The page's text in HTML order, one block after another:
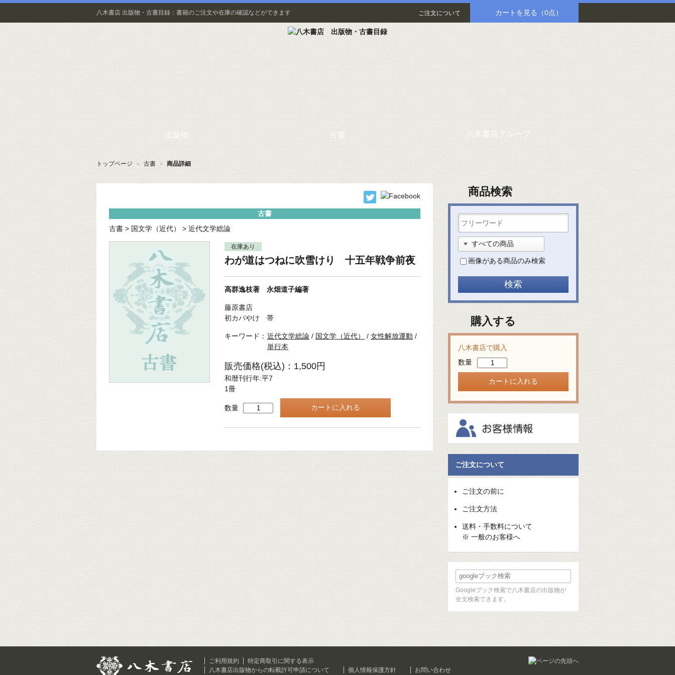
八木書店 出版物・古書目録：書籍のご注文や在庫の確認などができます ご注文について カートを見る （0点）
出版物 古書 八木書店グループ
トップページ ＞ 古書 ＞ 商品詳細
古書
古書 > 国文学（近代） > 近代文学総論
在庫あり
わが道はつねに吹雪けり 十五年戦争前夜
高群逸枝著 永畑道子編著
藤原書店
初カバやけ 帯
キーワード： 近代文学総論 / 国文学（近代） / 女性解放運動 /
単行本
販売価格(税込)：1,500円
和暦刊行年:平7
1冊
数量
商品検索
画像がある商品のみ検索
購入する
八木書店で購入
数量
ご注文について
ご注文の前に
ご注文方法
送料・手数料について
※ 一般のお客様へ
Googleブック検索で八木書店の出版物が
全文検索できます。
ご利用規約
特定商取引に関する表示
八木書店出版物からの転載許可申請について
個人情報保護方針 お問い合わせ